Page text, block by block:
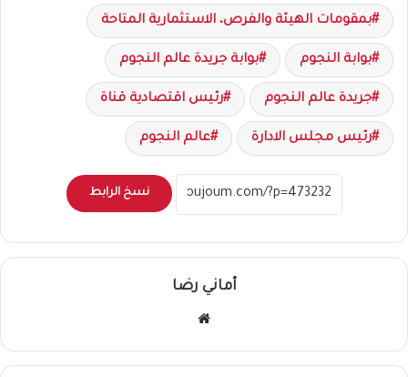
بمقومات الهيئة والفرص، الاستثمارية المتاحة
بوابة النجوم بوابة جريدة عالم النجوم
جريدة عالم النجوم رئيس اقتصادية قناة
رئيس مجلس الادارة عالم النجوم
نسخ الرابط
أماني رضا